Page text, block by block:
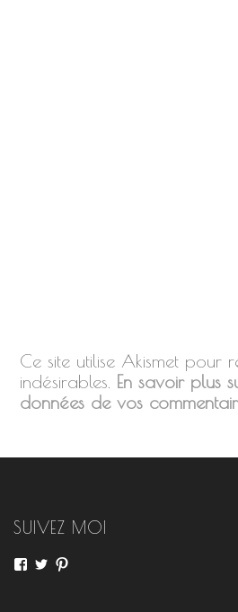
Ce site utilise Akismet pour
indésirables. En savoir plus
données de vos
SUIVEZ MOI
Voir Voir